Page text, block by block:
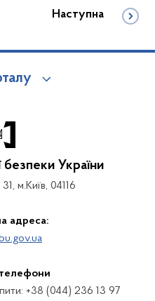
Наступна
України
м.Київ, 04116
адреса:
телефони
+38 (044) 236 13 97